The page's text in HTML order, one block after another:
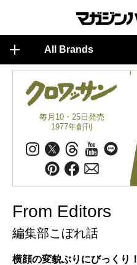
All Brands
毎月10・25日発売
1977年創刊
From Editors
編集部こぼれ話
横顔の変貌ぶりにびっくり！